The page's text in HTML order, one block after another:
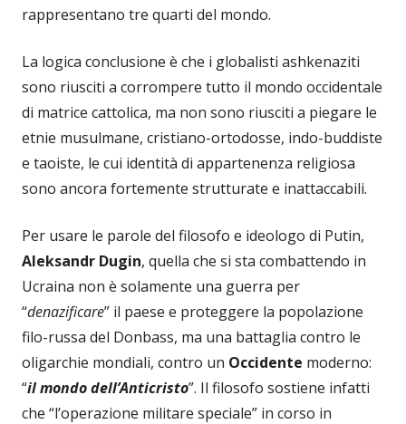
rappresentano tre quarti del mondo.
La logica conclusione è che i globalisti ashkenaziti
sono riusciti a corrompere tutto il mondo occidentale
di matrice cattolica, ma non sono riusciti a piegare le
etnie musulmane, cristiano-ortodosse, indo-buddiste
e taoiste, le cui identità di appartenenza religiosa
sono ancora fortemente strutturate e inattaccabili.
Per usare le parole del filosofo e ideologo di Putin,
Aleksandr Dugin, quella che si sta combattendo in
Ucraina non è solamente una guerra per
“denazificare” il paese e proteggere la popolazione
filo-russa del Donbass, ma una battaglia contro le
oligarchie mondiali, contro un Occidente moderno:
“il mondo dell’Anticristo”. Il filosofo sostiene infatti
che “l’operazione militare speciale” in corso in